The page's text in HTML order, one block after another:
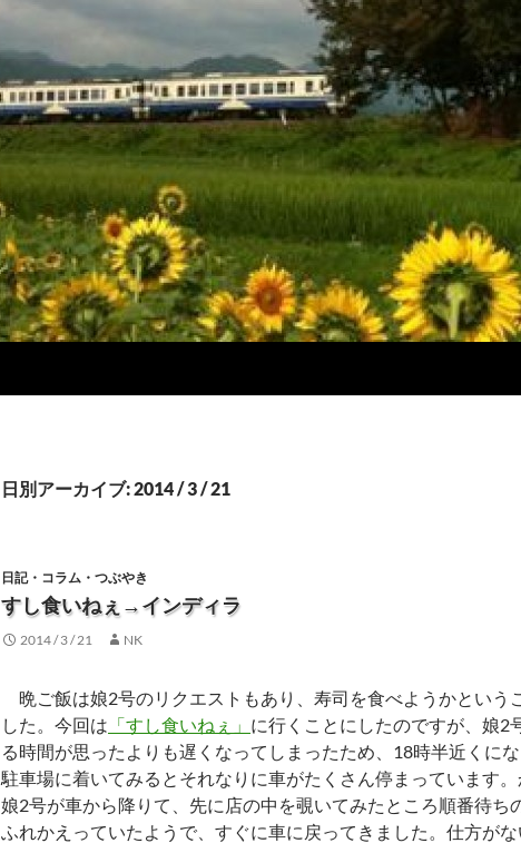
日別アーカイブ: 2014 / 3 / 21
日記・コラム・つぶやき
すし食いねぇ→インディラ
2014 / 3 / 21 NK
晩ご飯は娘2号のリクエストもあり、寿司を食べようかという
した。今回は 「すし食いねぇ」 に行くことにしたのですが、娘2
る時間が思ったよりも遅くなってしまったため、18時半近くにな
駐車場に着いてみるとそれなりに車がたくさん停まっています。
娘2号が車から降りて、先に店の中を覗いてみたところ順番待ち
ふれかえっていたようで、すぐに車に戻ってきました。仕方が